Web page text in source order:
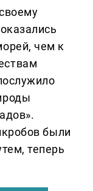
чем к
были
теперь